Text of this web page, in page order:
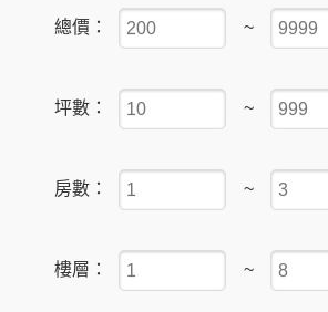
總價： ~
坪數： ~
房數： ~
樓層： ~